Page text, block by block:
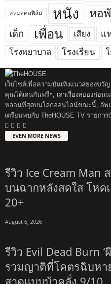
สหมงคลฟิล์ม หนัง หอ
เด็ก
เพื่อน เสียง แ
โรงพยาบาล โรงเรียน
เว็บไซต์เพื่อความบันเทิงแนวสยองขวั
คุณได้เล่นกันฟรีๆ, เล่าเรื่องสยองก่อน
หลอนที่สุดบนโลกออนไลน์ขณะนี้, อัพ
เตรียมพบกับ TheHOUSE TV รายกา
EVEN MORE NEWS
รีวิว Ice Cream Man
บนฉากหลังสดใส โหด
20+
August 6, 2026
รีวิว Evil Dead Burn ‘
รวมญาติที่โคตรฉิบหา
สาดแบบบ้าคลั่ง 9/10